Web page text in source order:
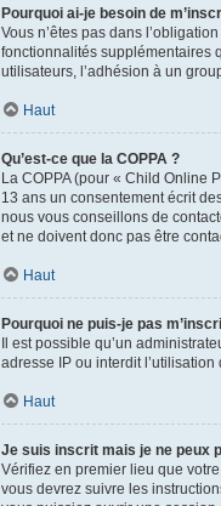
Pourquoi ai-je besoin de
Vous n’êtes pas dans
fonctionnalités supplémentaires
utilisateurs, l’adhésion à un
Haut
Qu’est-ce que la COPPA ?
La COPPA (pour « Child Online
13 ans un consentement écrit
nous vous conseillons de
et ne doivent donc pas être
Haut
Pourquoi ne puis-je pas
Il est possible qu’un
adresse IP ou interdit
Haut
Je suis inscrit mais je ne peux
Vérifiez en premier lieu que
vous devrez suivre les